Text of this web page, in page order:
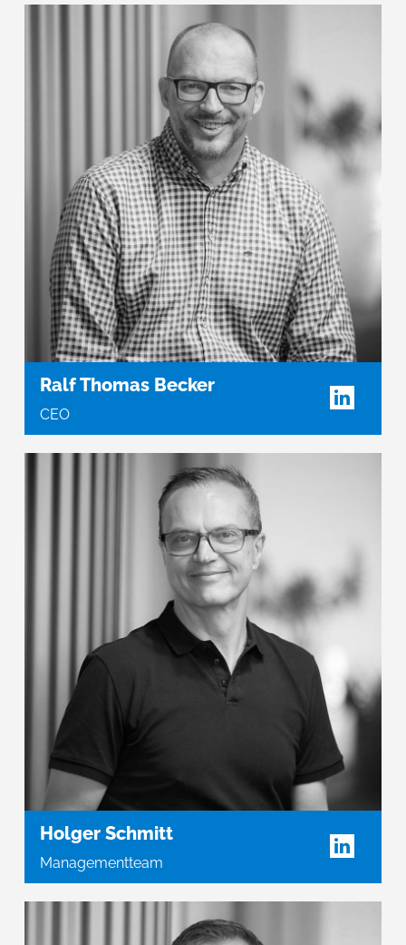
Ralf Thomas Becker
CEO
Holger Schmitt
Managementteam